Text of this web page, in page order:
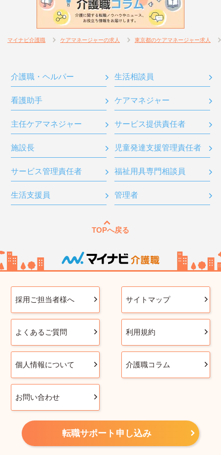
マイナビ介護職 ケアマネージャーの求人 東京都のケアマネージャー求人
介護職・ヘルパー 生活相談員
看護助手 ケアマネジャー
主任ケアマネジャー サービス提供責任者
施設長 児童発達支援管理責任者
サービス管理責任者 福祉用具専門相談員
生活支援員 管理者
TOPへ戻る
採用ご担当者様へ サイトマップ
よくあるご質問 利用規約
個人情報について 介護職コラム
お問い合わせ
転職サポート申し込み